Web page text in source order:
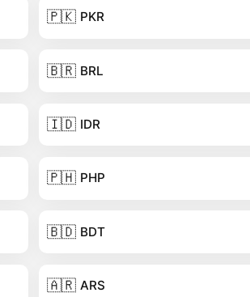
🇵🇰 PKR
🇧🇷 BRL
🇮🇩 IDR
🇵🇭 PHP
🇧🇩 BDT
🇦🇷 ARS